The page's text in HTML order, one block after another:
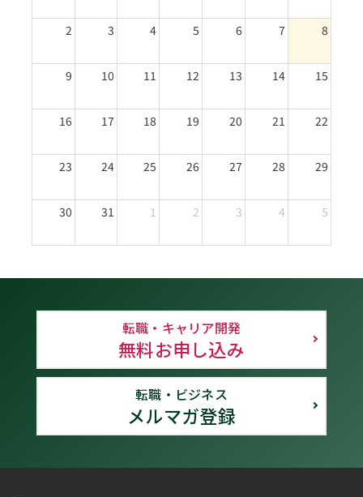
2 3 4 5 6 7 8
9 10 11 12 13 14 15
16 17 18 19 20 21 22
23 24 25 26 27 28 29
30 31 1 2 3 4 5
転職・キャリア開発
無料お申し込み
転職・ビジネス
メルマガ登録